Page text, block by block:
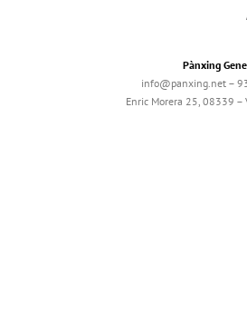
Pànxing
info@panxing.net –
Enric Morera 25, 08339 –